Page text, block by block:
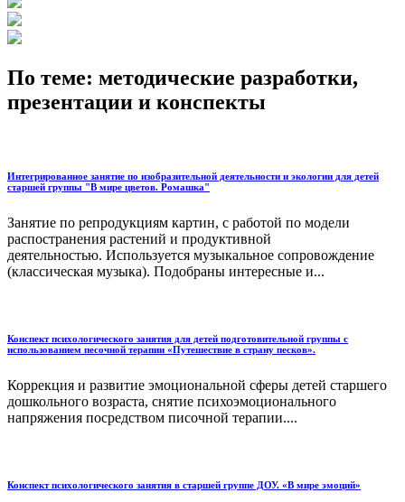
По теме: методические разработки,
презентации и конспекты
Интегрированное занятие по изобразительной деятельности и экологии для детей
старшей группы "В мире цветов. Ромашка"
Занятие по репродукциям картин, с работой по модели
распостранения растений и продуктивной
деятельностью. Используется музыкальное сопровождение
(классическая музыка). Подобраны интересные и...
Конспект психологического занятия для детей подготовительной группы с
использованием песочной терапии «Путешествие в страну песков».
Коррекция и развитие эмоциональной сферы детей старшего
дошкольного возраста, снятие психоэмоционального
напряжения посредством писочной терапии....
Конспект психологического занятия в старшей группе ДОУ. «В мире эмоций»